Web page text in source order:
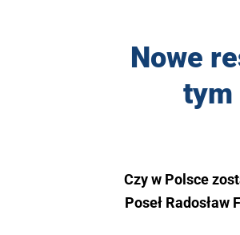
Nowe
tym
Czy w Polsce
Poseł